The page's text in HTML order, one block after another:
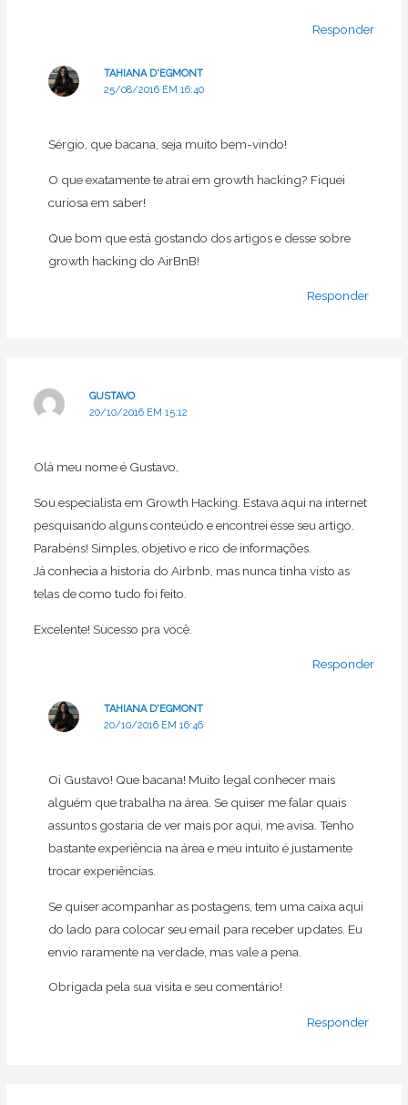
Responder
TAHIANA D'EGMONT
25/08/2016 EM 16:40
Sérgio, que bacana, seja muito bem-vindo!
O que exatamente te atrai em growth hacking? Fiquei
curiosa em saber!
Que bom que está gostando dos artigos e desse sobre
growth hacking do AirBnB!
Responder
GUSTAVO
20/10/2016 EM 15:12
Olá meu nome é Gustavo,
Sou especialista em Growth Hacking. Estava aqui na internet
pesquisando alguns conteúdo e encontrei esse seu artigo.
Parabéns! Simples, objetivo e rico de informações.
Já conhecia a historia do Airbnb, mas nunca tinha visto as
telas de como tudo foi feito.
Excelente! Sucesso pra você.
Responder
TAHIANA D'EGMONT
20/10/2016 EM 16:46
Oi Gustavo! Que bacana! Muito legal conhecer mais
alguém que trabalha na área. Se quiser me falar quais
assuntos gostaria de ver mais por aqui, me avisa. Tenho
bastante experiência na área e meu intuito é justamente
trocar experiências.
Se quiser acompanhar as postagens, tem uma caixa aqui
do lado para colocar seu email para receber updates. Eu
envio raramente na verdade, mas vale a pena.
Obrigada pela sua visita e seu comentário!
Responder